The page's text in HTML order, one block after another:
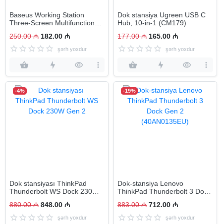
Baseus Working Station
Three-Screen Multifunctional
Gray / CAHUB-DG0G
250.00 ₼ 182.00 ₼
şərh yoxdur
Dok stansiya Ugreen USB C
Hub, 10-in-1 (CM179)
177.00 ₼ 165.00 ₼
şərh yoxdur
-4%
Dok stansiyası ThinkPad
Thunderbolt WS Dock 230W
880.00 ₼ 848.00 ₼
şərh yoxdur
-19%
Dok-stansiya Lenovo
ThinkPad Thunderbolt 3 Dock
883.00 ₼ 712.00 ₼
şərh yoxdur